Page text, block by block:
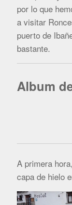
por lo que
a visitar
puerto de
bastante.
Album
A primera
capa de hielo